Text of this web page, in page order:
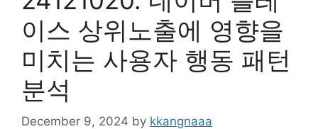
이스 상위노출에 영향을
미치는 사용자 행동 패턴
분석
December 9, 2024 by kkangnaaa